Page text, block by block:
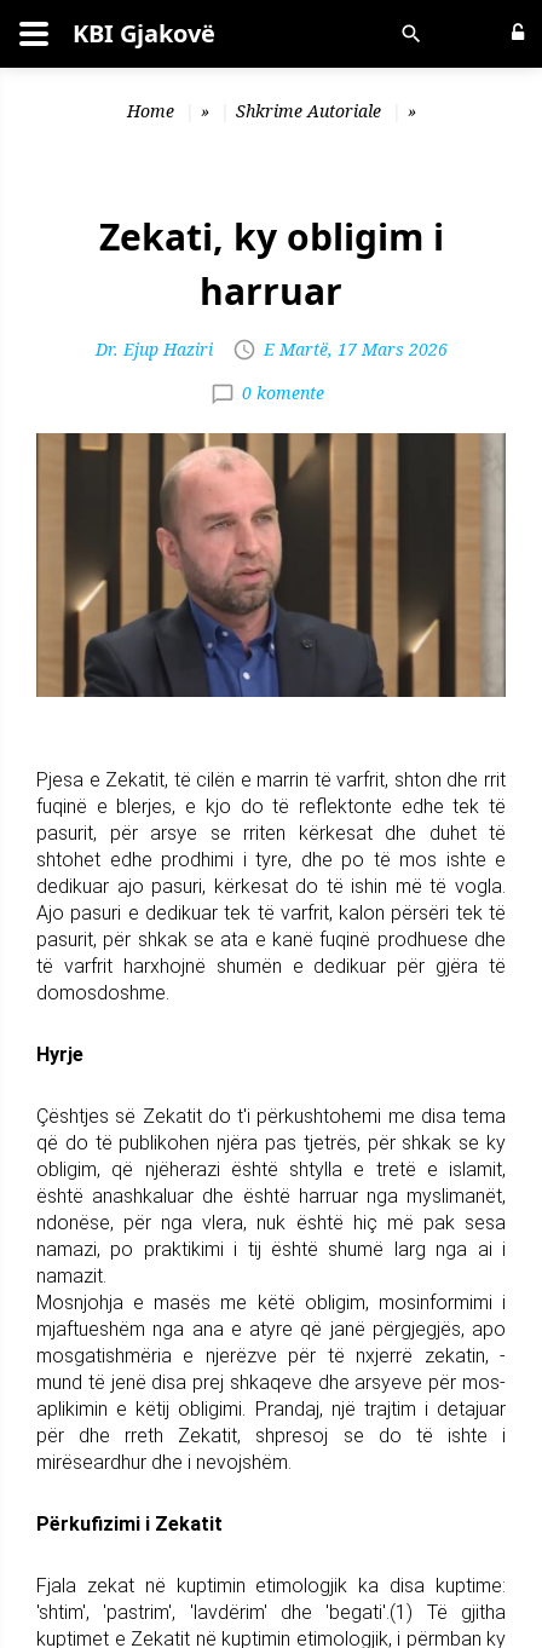
Kërko KBI Gjakovë
Home » Shkrime Autoriale »
Zekati, ky obligim i
harruar
Dr. Ejup Haziri
E Martë, 17 Mars 2026
0 komente
Pjesa e Zekatit, të cilën e marrin të varfrit, shton dhe rrit
fuqinë e blerjes, e kjo do të reflektonte edhe tek të
pasurit, për arsye se rriten kërkesat dhe duhet të
shtohet edhe prodhimi i tyre, dhe po të mos ishte e
dedikuar ajo pasuri, kërkesat do të ishin më të vogla.
Ajo pasuri e dedikuar tek të varfrit, kalon përsëri tek të
pasurit, për shkak se ata e kanë fuqinë prodhuese dhe
të varfrit harxhojnë shumën e dedikuar për gjëra të
domosdoshme.
Hyrje
Çështjes së Zekatit do t'i përkushtohemi me disa tema
që do të publikohen njëra pas tjetrës, për shkak se ky
obligim, që njëherazi është shtylla e tretë e islamit,
është anashkaluar dhe është harruar nga myslimanët,
ndonëse, për nga vlera, nuk është hiç më pak sesa
namazi, po praktikimi i tij është shumë larg nga ai i
namazit.
Mosnjohja e masës me këtë obligim, mosinformimi i
mjaftueshëm nga ana e atyre që janë përgjegjës, apo
mosgatishmëria e njerëzve për të nxjerrë zekatin, -
mund të jenë disa prej shkaqeve dhe arsyeve për mos-
aplikimin e këtij obligimi. Prandaj, një trajtim i detajuar
për dhe rreth Zekatit, shpresoj se do të ishte i
mirëseardhur dhe i nevojshëm.
Përkufizimi i Zekatit
Fjala zekat në kuptimin etimologjik ka disa kuptime:
'shtim', 'pastrim', 'lavdërim' dhe 'begati'.(1) Të gjitha
kuptimet e Zekatit në kuptimin etimologjik, i përmban ky